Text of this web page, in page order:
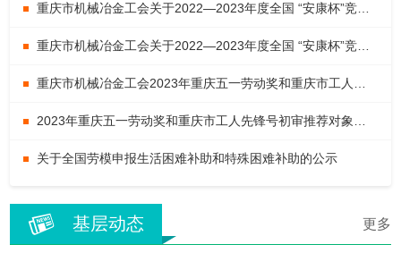
重庆市机械冶金工会关于2022—2023年度全国 “安康杯”竞赛活动先进集体和优秀个人拟推荐申报对象的公示
重庆市机械冶金工会关于2022—2023年度全国 “安康杯”竞赛活动先进集体和优秀个人拟推荐申报对象的公示
重庆市机械冶金工会2023年重庆五一劳动奖和重庆市工人先锋号初审推荐对象公示
2023年重庆五一劳动奖和重庆市工人先锋号初审推荐对象公示
关于全国劳模申报生活困难补助和特殊困难补助的公示
基层动态 更多